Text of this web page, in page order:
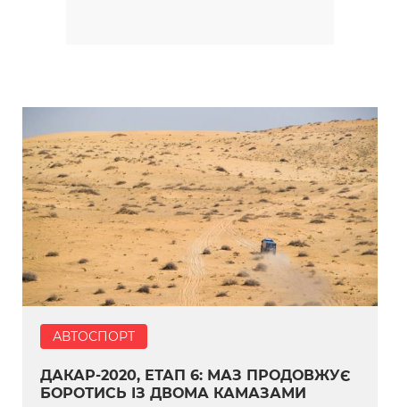
АВТОСПОРТ
ДАКАР-2020, ЕТАП 6: МАЗ ПРОДОВЖУЄ
БОРОТИСЬ ІЗ ДВОМА КАМАЗАМИ